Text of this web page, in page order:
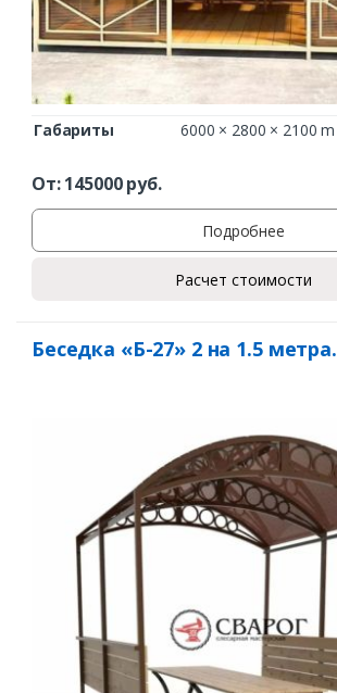
Габариты 6000 × 2800 × 2100 m
От:145000руб.
Подробнее
Расчет стоимости
Беседка «Б-27» 2 на 1.5 метра.